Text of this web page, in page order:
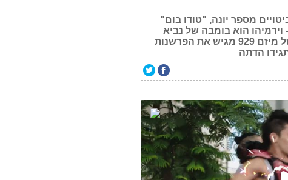
מספר יונה, "טודו בום"
הוא בומבה של נביא
בשירים הישראליים: פרויקט חדש של מיזם 929 מגיש את הפרשנות
הדתה